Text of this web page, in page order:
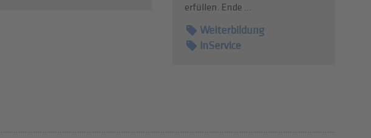
erfüllen. Ende ...
Weiterbildung
inService